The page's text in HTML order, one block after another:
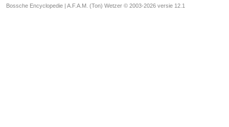
Bossche Encyclopedie | A.F.A.M. (Ton) Wetzer © 2003-2026 versie 12.1